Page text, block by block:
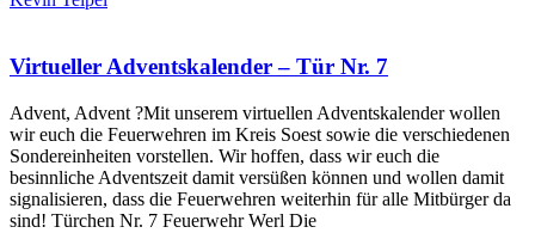
Virtueller Adventskalender – Tür Nr. 7
Advent, Advent ?Mit unserem virtuellen Adventskalender wollen
wir euch die Feuerwehren im Kreis Soest sowie die verschiedenen
Sondereinheiten vorstellen. Wir hoffen, dass wir euch die
besinnliche Adventszeit damit versüßen können und wollen damit
signalisieren, dass die Feuerwehren weiterhin für alle Mitbürger da
sind! Türchen Nr. 7 Feuerwehr Werl Die